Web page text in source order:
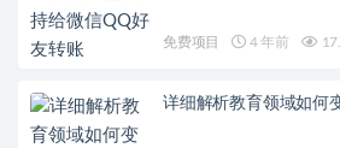
免费项目 4 年前
详细解析教育领域如何